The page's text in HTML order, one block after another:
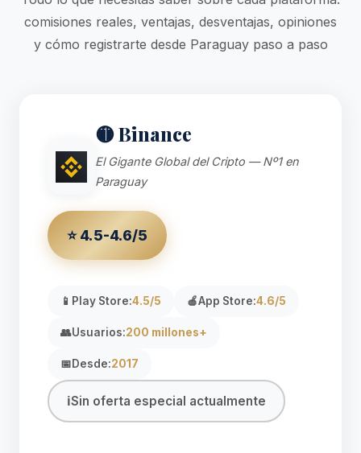
comisiones reales, ventajas, desventajas, opiniones
y cómo registrarte desde Paraguay paso a paso
🟡 Binance
El Gigante Global del Cripto — Nº1 en
Paraguay
⭐ 4.5-4.6/5
📱 Play Store:4.5/5 🍎App Store:4.6/5
👥Usuarios:200 millones+
📅Desde:2017
ℹ️Sin oferta especial actualmente